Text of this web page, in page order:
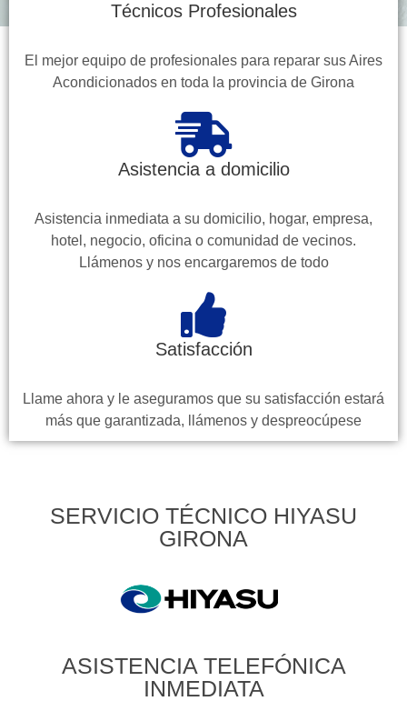
Técnicos Profesionales
El mejor equipo de profesionales para reparar sus Aires
Acondicionados en toda la provincia de Girona
Asistencia a domicilio
Asistencia inmediata a su domicilio, hogar, empresa,
hotel, negocio, oficina o comunidad de vecinos.
Llámenos y nos encargaremos de todo
Satisfacción
Llame ahora y le aseguramos que su satisfacción estará
más que garantizada, llámenos y despreocúpese
SERVICIO TÉCNICO HIYASU
GIRONA
ASISTENCIA TELEFÓNICA
INMEDIATA